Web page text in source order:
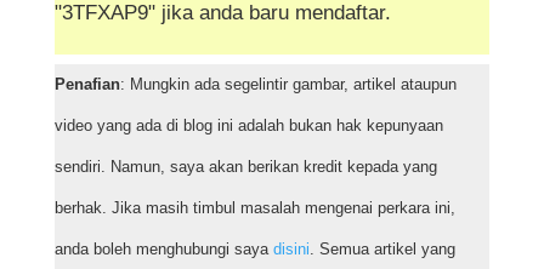
"3TFXAP9" jika anda baru mendaftar.
Penafian: Mungkin ada segelintir gambar, artikel ataupun
video yang ada di blog ini adalah bukan hak kepunyaan
sendiri. Namun, saya akan berikan kredit kepada yang
berhak. Jika masih timbul masalah mengenai perkara ini,
anda boleh menghubungi saya disini. Semua artikel yang